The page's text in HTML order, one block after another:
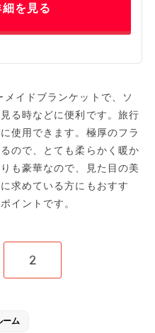
を見る
イドブランケットで、ソ
る時などに便利です。旅行
使用できます。極厚のフラ
ので、とても柔らかく暖か
も豪華なので、見た目の美
求めている方にもおすす
イントです。
2
ーム